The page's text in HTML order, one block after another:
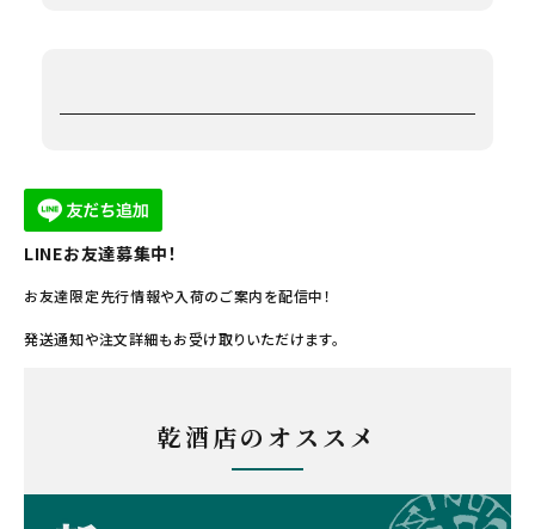
LINEお友達募集中！
お友達限定先行情報や入荷のご案内を配信中！
発送通知や注文詳細もお受け取りいただけます。
乾酒店のオススメ